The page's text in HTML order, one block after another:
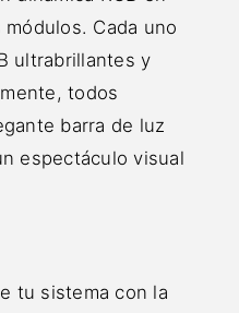
Cada uno
ultrabrillantes y
todos
barra de luz
espectáculo visual
tu sistema con la